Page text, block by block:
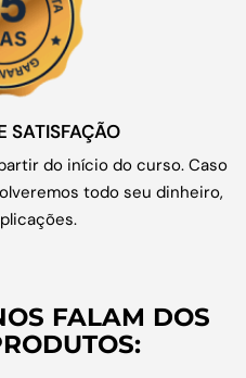
SATISFAÇÃO
do início do curso. Caso
todo seu dinheiro,
FALAM DOS